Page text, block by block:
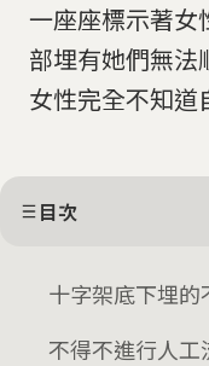
一座座標示著女
部埋有她們無法
女性完全不知道
目次
十字架底下埋的
不得不進行人工